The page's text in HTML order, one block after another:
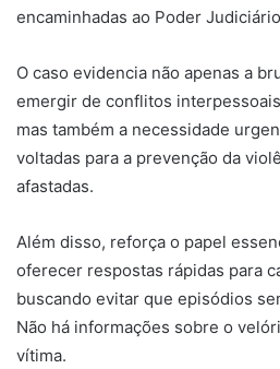
encaminhadas ao Poder
O caso evidencia não apenas a
emergir de conflitos
mas também a necessidade
voltadas para a prevenção da
afastadas.
Além disso, reforça o papel
oferecer respostas rápidas para
buscando evitar que episódios
Não há informações sobre o
vítima.